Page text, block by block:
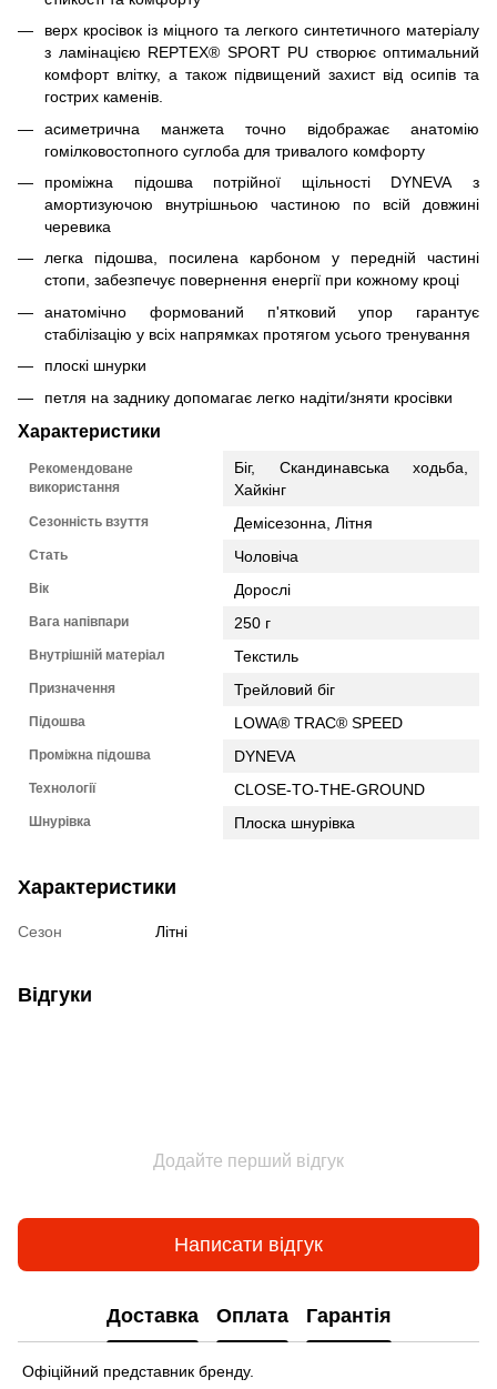
верх кросівок із міцного та легкого синтетичного матеріалу
з ламінацією REPTEX® SPORT PU створює оптимальний
комфорт влітку, а також підвищений захист від осипів та
гострих каменів.
асиметрична манжета точно відображає анатомію
гомілковостопного суглоба для тривалого комфорту
проміжна підошва потрійної щільності DYNEVA з
амортизуючою внутрішньою частиною по всій довжині
черевика
легка підошва, посилена карбоном у передній частині
стопи, забезпечує повернення енергії при кожному кроці
анатомічно формований п'ятковий упор гарантує
стабілізацію у всіх напрямках протягом усього тренування
плоскі шнурки
петля на заднику допомагає легко надіти/зняти кросівки
Характеристики
Рекомендоване
використання
Біг, Скандинавська ходьба,
Хайкінг
Сезонність взуття Демісезонна, Літня
Стать Чоловіча
Вік Дорослі
Вага напівпари 250 г
Внутрішній матеріал Текстиль
Призначення Трейловий біг
Підошва LOWA® TRAC® SPEED
Проміжна підошва DYNEVA
Технології CLOSE-TO-THE-GROUND
Шнурівка Плоска шнурівка
Характеристики
Сезон Літні
Відгуки
Додайте перший відгук
Написати відгук
Доставка Оплата Гарантія
Офіційний представник бренду.